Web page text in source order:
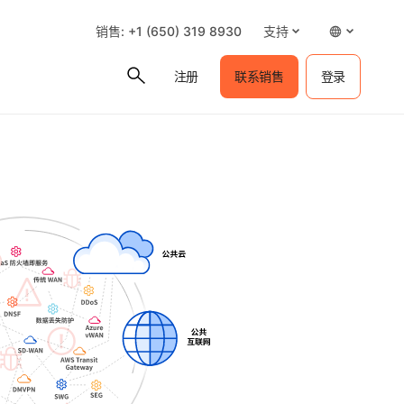
销售: +1 (650) 319 8930 支持
注册 联系销售 登录